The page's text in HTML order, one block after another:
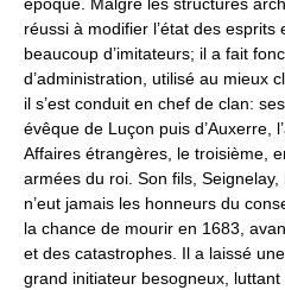
époque. Malgré les structures
réussi à modifier l’état des
beaucoup d’imitateurs; il a fait
d’administration, utilisé au mieux
il s’est conduit en chef de clan:
évêque de Luçon puis d’Auxerre,
Affaires étrangères, le troisième,
armées du roi. Son fils,
n’eut jamais les honneurs du
la chance de mourir en 1683,
et des catastrophes. Il a laissé
grand initiateur besogneux,